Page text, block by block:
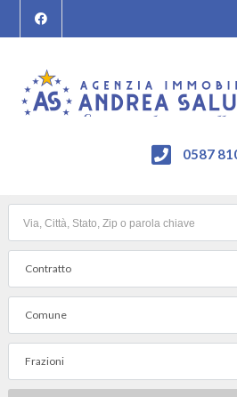
0587
Contratto
Comune
Frazioni